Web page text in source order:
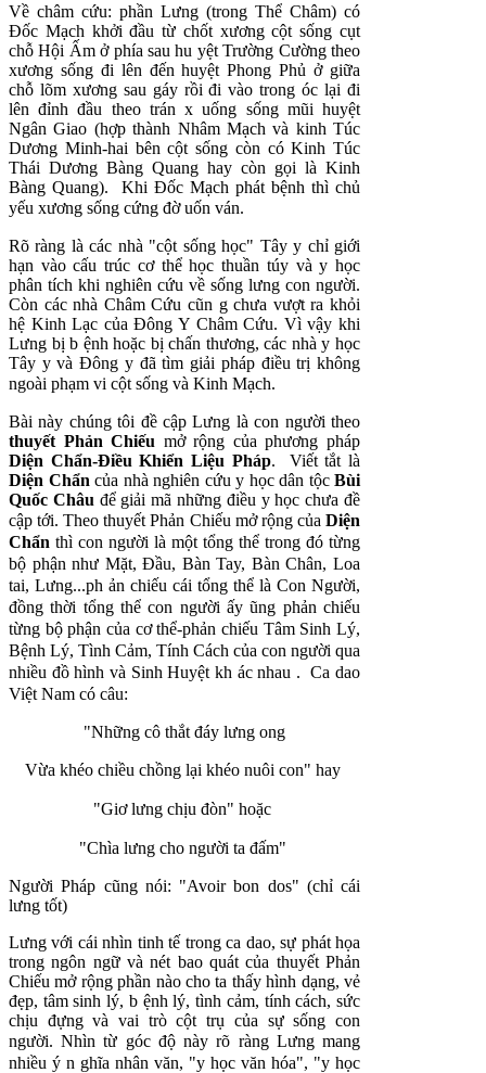
Về châm cứu: phần Lưng (trong Thể Châm) có
Ðốc Mạch khởi đầu từ chốt xương cột sống cụt
chỗ Hội Ấm ở phía sau hu yệt Trường Cường theo
xương sống đi lên đến huyệt Phong Phủ ở giữa
chỗ lõm xương sau gáy rồi đi vào trong óc lại đi
lên đỉnh đầu theo trán x uống sống mũi huyệt
Ngân Giao (hợp thành Nhâm Mạch và kinh Túc
Dương Minh-hai bên cột sống còn có Kinh Túc
Thái Dương Bàng Quang hay còn gọi là Kinh
Bàng Quang). Khi Ðốc Mạch phát bệnh thì chủ
yếu xương sống cứng đờ uốn ván.
Rõ ràng là các nhà "cột sống học" Tây y chỉ giới
hạn vào cấu trúc cơ thể học thuần túy và y học
phân tích khi nghiên cứu về sống lưng con người.
Còn các nhà Châm Cứu cũn g chưa vượt ra khỏi
hệ Kinh Lạc của Ðông Y Châm Cứu. Vì vậy khi
Lưng bị b ệnh hoặc bị chấn thương, các nhà y học
Tây y và Ðông y đã tìm giải pháp điều trị không
ngoài phạm vi cột sống và Kinh Mạch.
Bài này chúng tôi đề cập Lưng là con người theo
thuyết Phản Chiếu mở rộng của phương pháp
Diện Chẩn-Ðiều Khiển Liệu Pháp. Viết tắt là
Diện Chẩn của nhà nghiên cứu y học dân tộc Bùi
Quốc Châu để giải mã những điều y học chưa đề
cập tới. Theo thuyết Phản Chiếu mở rộng củaDiện
Chẩn thì con người là một tổng thể trong đó từng
bộ phậnnhư Mặt, Ðầu, Bàn Tay, Bàn Chân, Loa
tai, Lưng...ph ản chiếu cái tổng thể là Con Người,
đồng thời tổng thể con người ấy ũng phản chiếu
từng bộ phận của cơ thể-phản chiếu Tâm Sinh Lý,
Bệnh Lý, Tình Cảm, Tính Cách của con người qua
nhiều đồ hình và Sinh Huyệt kh ác nhau . Ca dao
Việt Nam có câu:
"Những cô thắt đáy lưng ong
Vừa khéo chiều chồng lại khéo nuôi con" hay
"Giơ lưng chịu đòn" hoặc
"Chìa lưng cho người ta đấm"
Người Pháp cũng nói: "Avoir bon dos" (chỉ cái
lưng tốt)
Lưng với cái nhìn tinh tế trong ca dao, sự phát họa
trong ngôn ngữ và nét bao quát của thuyết Phản
Chiếu mở rộng phần nào cho ta thấy hình dạng, vẻ
đẹp, tâm sinh lý, b ệnh lý, tình cảm, tính cách, sức
chịu đựng và vai trò cột trụ của sự sống con
người.Nhìn từ góc độ này rõ ràng Lưng mang
nhiều ý n ghĩa nhân văn, "y học văn hóa", "y học